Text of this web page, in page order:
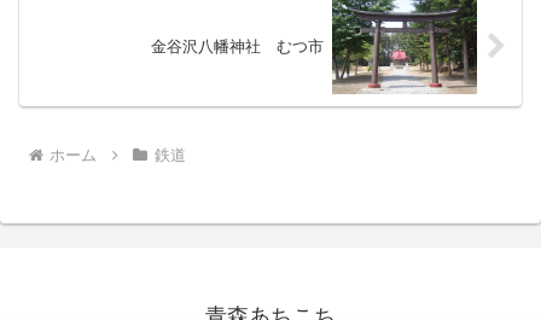
金谷沢八幡神社 むつ市
ホーム 鉄道